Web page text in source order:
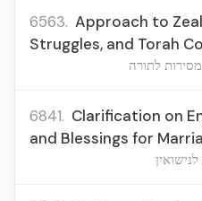
6563. Approach to
Struggles, and Torah
לתורה
6841. Clarification on
and Blessings for